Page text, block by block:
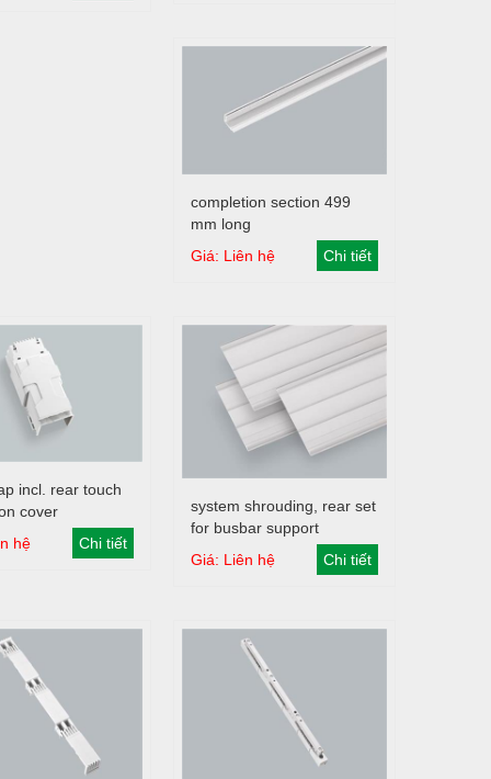
Giỏ hàng
completion section 499
mm long
Giá: Liên hệ
Chi tiết
Giỏ hàng
incl. rear touch
cover
hệ
Chi tiết
Giỏ hàng
system shrouding, rear set
for busbar support
distance 700 mm (centre
Giá: Liên hệ Chi tiết